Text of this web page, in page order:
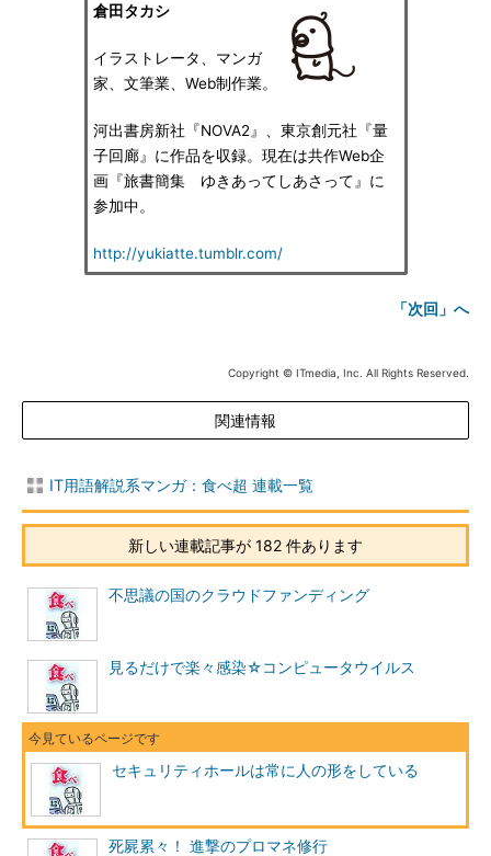
倉田タカシ
イラストレータ、マンガ
家、文筆業、Web制作業。
河出書房新社『NOVA2』、東京創元社『量
子回廊』に作品を収録。現在は共作Web企
画『旅書簡集 ゆきあってしあさって』に
参加中。
http://yukiatte.tumblr.com/
「次回」へ
Copyright © ITmedia, Inc. All Rights Reserved.
関連情報
IT用語解説系マンガ：食べ超 連載一覧
新しい連載記事が 182 件あります
不思議の国のクラウドファンディング
見るだけで楽々感染☆コンピュータウイルス
セキュリティホールは常に人の形をしている
死屍累々！ 進撃のプロマネ修行